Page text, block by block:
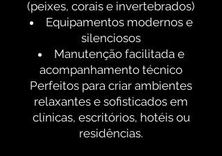
(peixes, corais e invertebrados)
Equipamentos modernos e
silenciosos
Manutenção facilitada e
acompanhamento técnico
Perfeitos para criar ambientes
relaxantes e sofisticados em
clínicas, escritórios, hotéis ou
residências.